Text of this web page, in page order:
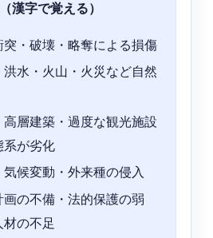
漢字で覚える）
突・破壊・略奪による損傷
洪水・火山・火災など自然
高層建築・過度な観光施設
系が劣化
気候変動・外来種の侵入
画の不備・法的保護の弱
材の不足